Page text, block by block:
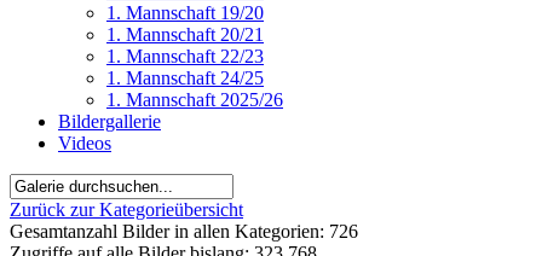
1. Mannschaft 19/20
1. Mannschaft 20/21
1. Mannschaft 22/23
1. Mannschaft 24/25
1. Mannschaft 2025/26
Bildergallerie
Videos
Zurück zur Kategorieübersicht
Gesamtanzahl Bilder in allen Kategorien: 726